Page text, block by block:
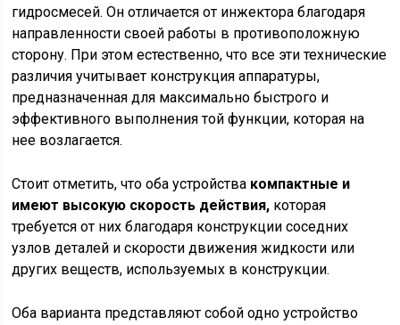
гидросмесей. Он отличается от инжектора благодаря
направленности своей работы в противоположную
сторону. При этом естественно, что все эти технические
различия учитывает конструкция аппаратуры,
предназначенная для максимально быстрого и
эффективного выполнения той функции, которая на
нее возлагается.
Стоит отметить, что оба устройства компактные и
имеют высокую скорость действия, которая
требуется от них благодаря конструкции соседних
узлов деталей и скорости движения жидкости или
других веществ, используемых в конструкции.
Оба варианта представляют собой одно устройство